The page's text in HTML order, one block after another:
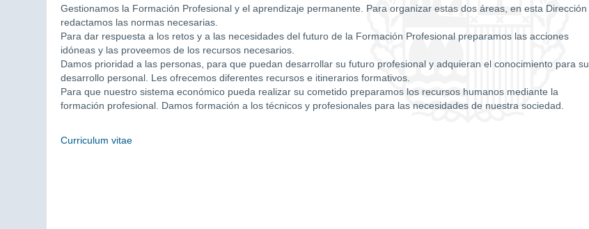
Gestionamos la Formación Profesional y el aprendizaje permanente. Para organizar estas dos áreas, en esta Dirección
redactamos las normas necesarias.
Para dar respuesta a los retos y a las necesidades del futuro de la Formación Profesional preparamos las acciones
idóneas y las proveemos de los recursos necesarios.
Damos prioridad a las personas, para que puedan desarrollar su futuro profesional y adquieran el conocimiento para su
desarrollo personal. Les ofrecemos diferentes recursos e itinerarios formativos.
Para que nuestro sistema económico pueda realizar su cometido preparamos los recursos humanos mediante la
formación profesional. Damos formación a los técnicos y profesionales para las necesidades de nuestra sociedad.
Curriculum vitae